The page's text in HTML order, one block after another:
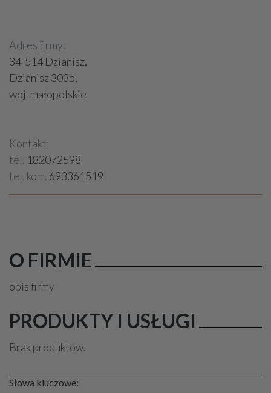
Adres firmy:
34-514 Dzianisz,
Dzianisz 303b,
woj. małopolskie
Kontakt:
tel. 182072598
tel. kom. 693361519
O FIRMIE
opis firmy
PRODUKTY I USŁUGI
Brak produktów.
Słowa kluczowe: